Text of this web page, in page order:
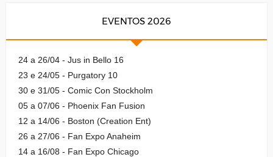
EVENTOS 2026
24 a 26/04 - Jus in Bello 16
23 e 24/05 - Purgatory 10
30 e 31/05 - Comic Con Stockholm
05 a 07/06 - Phoenix Fan Fusion
12 a 14/06 - Boston (Creation Ent)
26 a 27/06 - Fan Expo Anaheim
14 a 16/08 - Fan Expo Chicago